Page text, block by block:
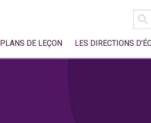
FOR:
PLANS DE LEÇON LES DIRECTIONS